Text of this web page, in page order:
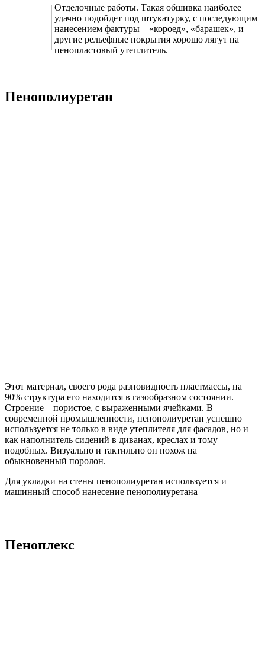
Отделочные работы. Такая обшивка наиболее
удачно подойдет под штукатурку, с последующим
нанесением фактуры – «короед», «барашек», и
другие рельефные покрытия хорошо лягут на
пенопластовый утеплитель.
Пенополиуретан
Этот материал, своего рода разновидность пластмассы, на
90% структура его находится в газообразном состоянии.
Строение – пористое, с выраженными ячейками. В
современной промышленности, пенополиуретан успешно
используется не только в виде утеплителя для фасадов, но и
как наполнитель сидений в диванах, креслах и тому
подобных. Визуально и тактильно он похож на
обыкновенный поролон.
Для укладки на стены пенополиуретан используется и
машинный способ нанесение пенополиуретана
Пеноплекс